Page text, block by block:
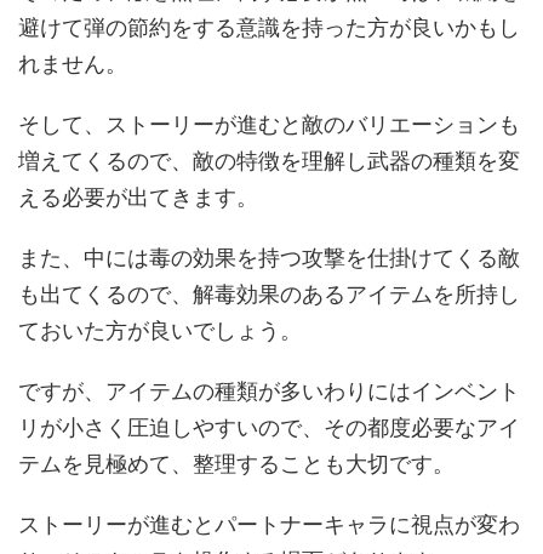
避けて弾の節約をする意識を持った方が良いかもし
れません。
そして、ストーリーが進むと敵のバリエーションも
増えてくるので、敵の特徴を理解し武器の種類を変
える必要が出てきます。
また、中には毒の効果を持つ攻撃を仕掛けてくる敵
も出てくるので、解毒効果のあるアイテムを所持し
ておいた方が良いでしょう。
ですが、アイテムの種類が多いわりにはインベント
リが小さく圧迫しやすいので、その都度必要なアイ
テムを見極めて、整理することも大切です。
ストーリーが進むとパートナーキャラに視点が変わ